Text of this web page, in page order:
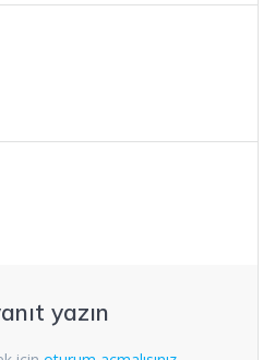
yazın